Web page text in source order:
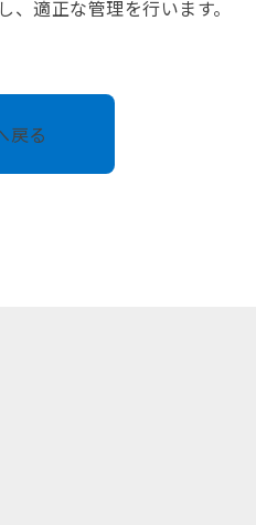
適正な管理を行います。
戻る